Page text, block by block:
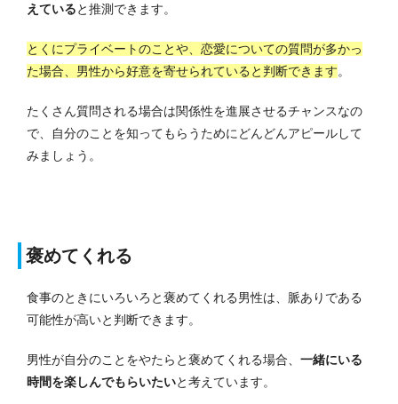
えていると推測できます。
とくにプライベートのことや、恋愛についての質問が多かっ
た場合、男性から好意を寄せられていると判断できます。
たくさん質問される場合は関係性を進展させるチャンスなの
で、自分のことを知ってもらうためにどんどんアピールして
みましょう。
褒めてくれる
食事のときにいろいろと褒めてくれる男性は、脈ありである
可能性が高いと判断できます。
男性が自分のことをやたらと褒めてくれる場合、 一緒にいる
時間を楽しんでもらいたいと考えています。